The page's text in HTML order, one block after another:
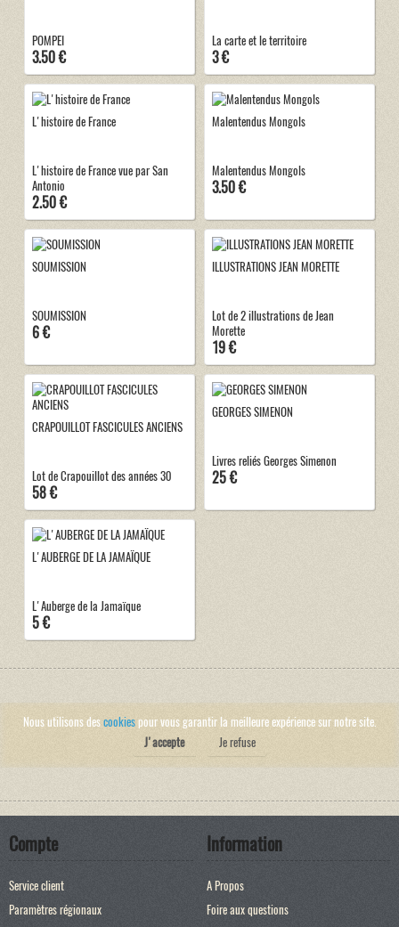
POMPEI
3.50 €
La carte et le territoire
3 €
L'histoire de France
L'histoire de France vue par San
Antonio
2.50 €
Malentendus Mongols
Malentendus Mongols
3.50 €
SOUMISSION
SOUMISSION
6 €
ILLUSTRATIONS JEAN MORETTE
Lot de 2 illustrations de Jean
Morette
19 €
CRAPOUILLOT FASCICULES ANCIENS
Lot de Crapouillot des années 30
58 €
GEORGES SIMENON
Livres reliés Georges Simenon
25 €
L'AUBERGE DE LA JAMAÏQUE
L'Auberge de la Jamaïque
5 €
Nous utilisons descookiespour vous garantir la meilleure expérience sur notre site.
J'accepte
Je refuse
Compte
Service client
Paramètres régionaux
Information
A Propos
Foire aux questions